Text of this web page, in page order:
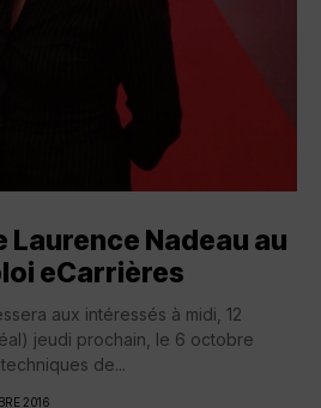
Laurence Nadeau au
eCarrières
aux intéressés à midi, 12
jeudi prochain, le 6 octobre
de...
2016